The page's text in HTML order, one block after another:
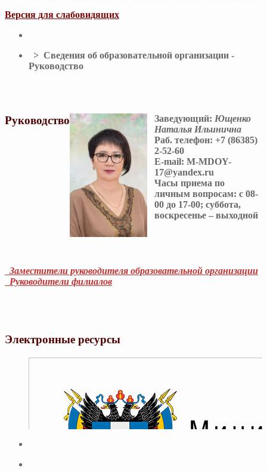
Версия для слабовидящих
> Сведения об образовательной организации -
Руководcтво
Руководcтво Заведующий: Ющенко
Наталья Ильинична
Раб. телефон: +7 (86385)
2-52-60
E-mail: M-MDOY-
17@yandex.ru
Часы приема по
личным вопросам: с 08-
00 до 17-00; суббота,
воскресенье – выходной
Заместители руководителя образовательной организации
Руководители филиалов
Электронные ресурсы